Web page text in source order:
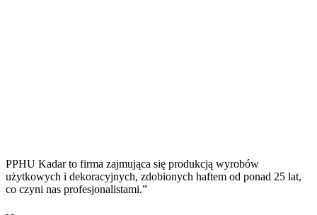
PPHU Kadar to firma zajmująca się produkcją wyrobów
użytkowych i dekoracyjnych, zdobionych haftem od ponad 25 lat,
co czyni nas profesjonalistami.”